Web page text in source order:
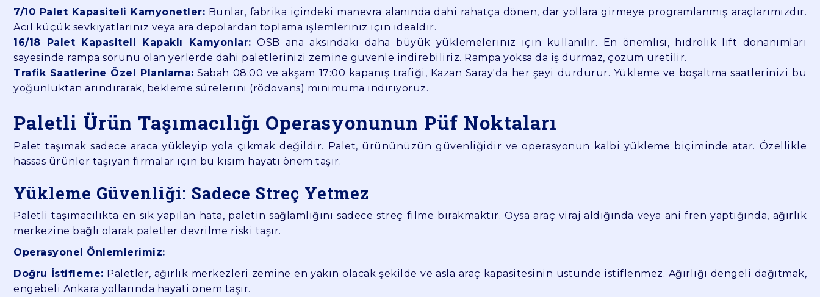
7/10 Palet Kapasiteli Kamyonetler: Bunlar, fabrika içindeki manevra alanında dahi rahatça dönen, dar yollara girmeye programlanmış araçlarımızdır.
Acil küçük sevkiyatlarınız veya ara depolardan toplama işlemleriniz için idealdir.
16/18 Palet Kapasiteli Kapaklı Kamyonlar: OSB ana aksındaki daha büyük yüklemeleriniz için kullanılır. En önemlisi, hidrolik lift donanımları
sayesinde rampa sorunu olan yerlerde dahi paletlerinizi zemine güvenle indirebiliriz. Rampa yoksa da iş durmaz, çözüm üretilir.
Trafik Saatlerine Özel Planlama: Sabah 08:00 ve akşam 17:00 kapanış trafiği, Kazan Saray'da her şeyi durdurur. Yükleme ve boşaltma saatlerinizi bu
yoğunluktan arındırarak, bekleme sürelerini (rödovans) minimuma indiriyoruz.
Paletli Ürün Taşımacılığı Operasyonunun Püf Noktaları
Palet taşımak sadece araca yükleyip yola çıkmak değildir. Palet, ürününüzün güvenliğidir ve operasyonun kalbi yükleme biçiminde atar. Özellikle
hassas ürünler taşıyan firmalar için bu kısım hayati önem taşır.
Yükleme Güvenliği: Sadece Streç Yetmez
Paletli taşımacılıkta en sık yapılan hata, paletin sağlamlığını sadece streç filme bırakmaktır. Oysa araç viraj aldığında veya ani fren yaptığında, ağırlık
merkezine bağlı olarak paletler devrilme riski taşır.
Operasyonel Önlemlerimiz:
Doğru İstifleme: Paletler, ağırlık merkezleri zemine en yakın olacak şekilde ve asla araç kapasitesinin üstünde istiflenmez. Ağırlığı dengeli dağıtmak,
engebeli Ankara yollarında hayati önem taşır.